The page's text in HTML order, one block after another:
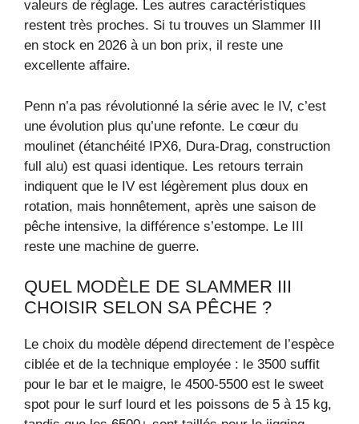
valeurs de réglage. Les autres caractéristiques
restent très proches. Si tu trouves un Slammer III
en stock en 2026 à un bon prix, il reste une
excellente affaire.
Penn n’a pas révolutionné la série avec le IV, c’est
une évolution plus qu’une refonte. Le cœur du
moulinet (étanchéité IPX6, Dura-Drag, construction
full alu) est quasi identique. Les retours terrain
indiquent que le IV est légèrement plus doux en
rotation, mais honnêtement, après une saison de
pêche intensive, la différence s’estompe. Le III
reste une machine de guerre.
QUEL MODÈLE DE SLAMMER III
CHOISIR SELON SA PÊCHE ?
Le choix du modèle dépend directement de l’espèce
ciblée et de la technique employée : le 3500 suffit
pour le bar et le maigre, le 4500-5500 est le sweet
spot pour le surf lourd et les poissons de 5 à 15 kg,